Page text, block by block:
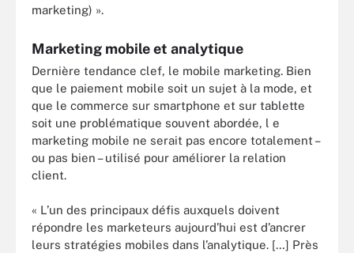
marketing) ».
Marketing mobile et analytique
Dernière tendance clef, le mobile marketing. Bien
que le paiement mobile soit un sujet à la mode, et
que le commerce sur smartphone et sur tablette
soit une problématique souvent abordée, l e
marketing mobile ne serait pas encore totalement –
ou pas bien – utilisé pour améliorer la relation
client.
« L’un des principaux défis auxquels doivent
répondre les marketeurs aujourd’hui est d’ancrer
leurs stratégies mobiles dans l’analytique. […] Près